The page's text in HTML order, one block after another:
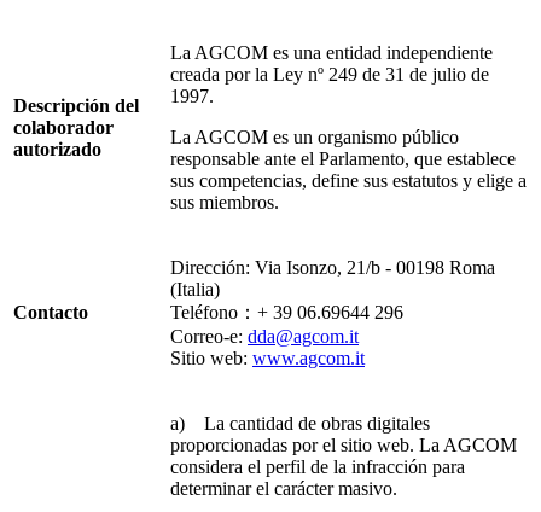
Descripción del
colaborador
autorizado
La AGCOM es una entidad independiente
creada por la Ley nº 249 de 31 de julio de
1997.
La AGCOM es un organismo público
responsable ante el Parlamento, que establece
sus competencias, define sus estatutos y elige a
sus miembros.
Contacto
Dirección: Via Isonzo, 21/b - 00198 Roma
(Italia)
Teléfono：+ 39 06.69644 296
Correo-e: dda@agcom.it
Sitio web: www.agcom.it
a) La cantidad de obras digitales
proporcionadas por el sitio web. La AGCOM
considera el perfil de la infracción para
determinar el carácter masivo.